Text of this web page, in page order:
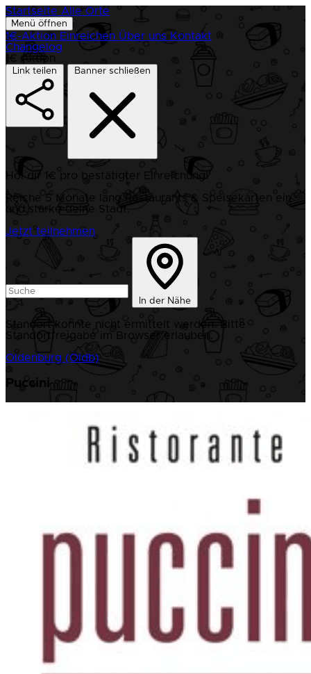
Startseite Alle Orte
Menü öffnen
1€-Aktion Einreichen Über uns Kontakt
Changelog
1€ Aktion
Link teilen Banner schließen
Hol dir 1€ pro bestätigter Einreichung!
Reiche 5 Monate lang Restaurants & Speisekarten ein
und stärke deine Stadt.
Jetzt teilnehmen
In der Nähe
Standort konnte nicht ermittelt werden. Bitte
Standortfreigabe im Browser erlauben.
Oldenburg (Oldb)
Puccini